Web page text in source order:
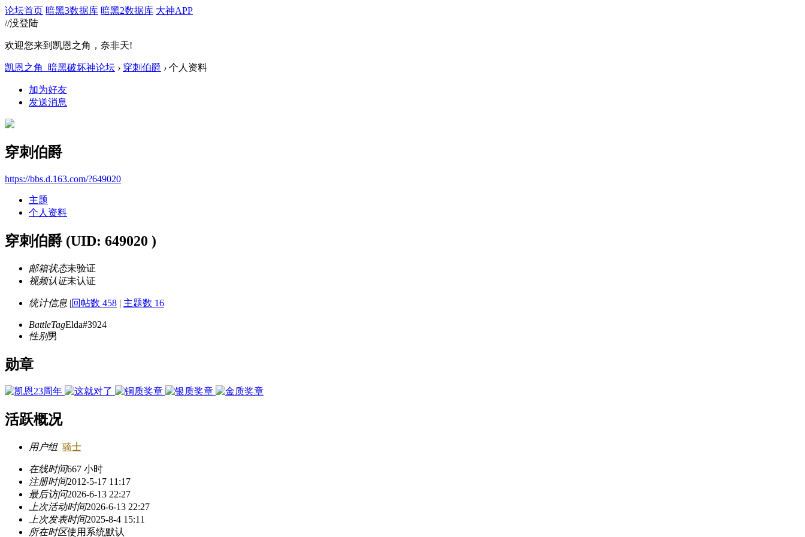
论坛首页 暗黑3数据库 暗黑2数据库 大神APP
//没登陆
欢迎您来到凯恩之角，奈非天!
凯恩之角_暗黑破坏神论坛 › 穿刺伯爵 › 个人资料
加为好友
发送消息
穿刺伯爵
https://bbs.d.163.com/?649020
主题
个人资料
穿刺伯爵 (UID: 649020 )
邮箱状态未验证
视频认证未认证
统计信息 |回帖数 458 | 主题数 16
BattleTagElda#3924
性别男
勋章
活跃概况
用户组 骑士
在线时间667 小时
注册时间2012-5-17 11:17
最后访问2026-6-13 22:27
上次活动时间2026-6-13 22:27
上次发表时间2025-8-4 15:11
所在时区使用系统默认